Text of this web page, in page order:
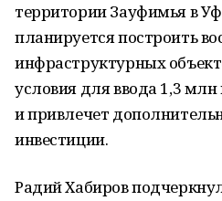
территории Зауфимья в
планируется построить
инфраструктурных
условия для ввода 1,3
и привлечет
инвестиции.
Радий Хабиров